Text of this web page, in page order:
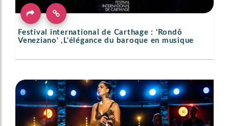
Festival international de Carthage : 'Rondō
Veneziano' ,L'élégance du baroque en musique